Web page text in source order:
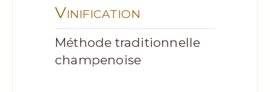
Vinification
Méthode traditionnelle
champenoise